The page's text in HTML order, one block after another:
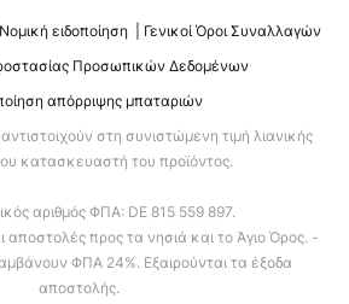
Νομική ειδοποίηση
Γενικοί Όροι Συναλλαγών
Προσωπικών Δεδομένων
απόρριψης μπαταριών
στη συνιστώμενη τιμή λιανικής
κατασκευαστή του προϊόντος.
αριθμός ΦΠΑ: DE 815 559 897.
αποστολές προς τα νησιά και το Άγιο Όρος. -
ΦΠΑ 24%. Εξαιρούνται τα έξοδα
αποστολής.